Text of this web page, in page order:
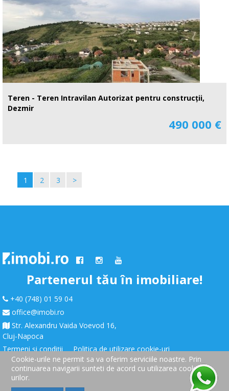
Teren - Teren Intravilan Autorizat pentru construcții,
Dezmir
490 000 €
1 2 3 >
Partenerul tău în imobiliare!
+40 (748) 01 59 04
office@imobi.ro
Str. Alexandru Vaida Voevod 16,
Cluj-Napoca
Termeni și condiții
Politica de utilizare cookie-uri
Cookie-urile ne permit sa va oferim serviciile noastre. Prin
continuarea navigarii sunteti de acord cu utilizarea cookie-
urilor.